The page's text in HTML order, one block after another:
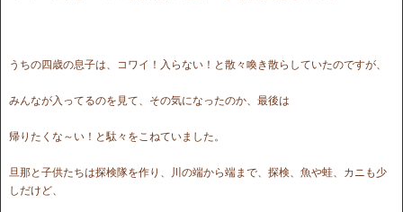
うちの四歳の息子は、コワイ！入らない！と散々喚き散らしていたのですが、
みんなが入ってるのを見て、その気になったのか、最後は
帰りたくな～い！と駄々をこねていました。
旦那と子供たちは探検隊を作り、川の端から端まで、探検、魚や蛙、カニも少
しだけど、